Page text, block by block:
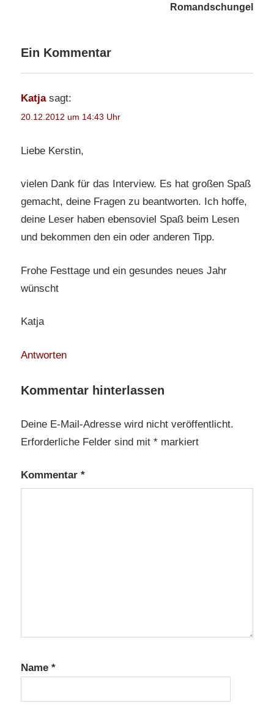
Romandschungel
Ein Kommentar
Katja sagt:
20.12.2012 um 14:43 Uhr
Liebe Kerstin,
vielen Dank für das Interview. Es hat großen Spaß
gemacht, deine Fragen zu beantworten. Ich hoffe,
deine Leser haben ebensoviel Spaß beim Lesen
und bekommen den ein oder anderen Tipp.
Frohe Festtage und ein gesundes neues Jahr
wünscht
Katja
Antworten
Kommentar hinterlassen
Deine E-Mail-Adresse wird nicht veröffentlicht.
Erforderliche Felder sind mit * markiert
Kommentar *
Name *